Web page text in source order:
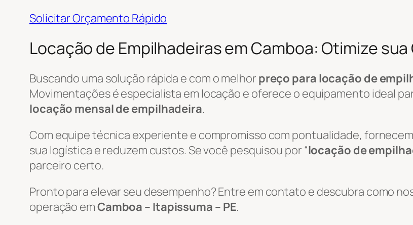
Solicitar Orçamento Rápido
Locação de Empilhadeiras em Camboa: Otimize
Buscando uma solução rápida e com o melhor preço para locação de
Movimentações é especialista em locação e oferece o equipamento ideal
locação mensal de empilhadeira.
Com equipe técnica experiente e compromisso com pontualidade,
sua logística e reduzem custos. Se você pesquisou por “locação de
parceiro certo.
Pronto para elevar seu desempenho? Entre em contato e descubra como
operação emCamboa – Itapissuma – PE.